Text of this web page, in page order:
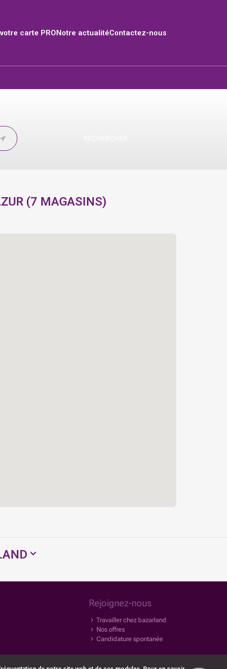
carte PRONotre actualitéContactez-nous
(7 MAGASINS)
Rejoignez-nous
Travailler chez bazarland
Nos offres
Candidature spontanée